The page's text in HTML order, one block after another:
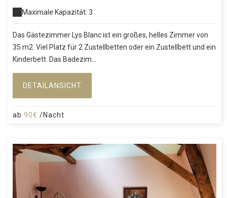
Maximale Kapazität: 3
Das Gästezimmer Lys Blanc ist ein großes, helles Zimmer von
35 m2. Viel Platz für 2 Zustellbetten oder ein Zustellbett und ein
Kinderbett. Das Badezim...
DETAILANSICHT
ab 90€ /Nacht